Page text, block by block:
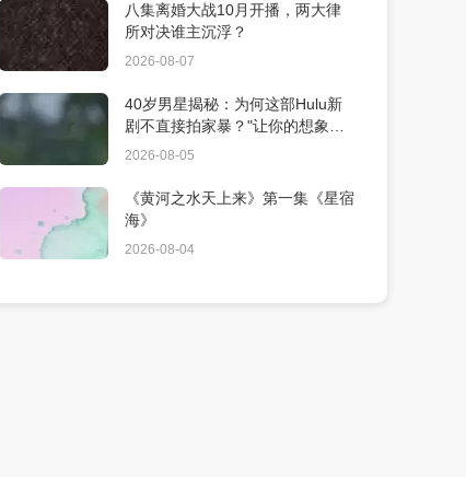
八集离婚大战10月开播，两大律
所对决谁主沉浮？
2026-08-07
40岁男星揭秘：为何这部Hulu新
剧不直接拍家暴？"让你的想象更
震撼"
2026-08-05
《黄河之水天上来》第一集《星宿
海》
2026-08-04